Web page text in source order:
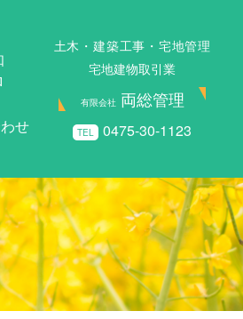
土木・建築工事・宅地管理
宅地建物取引業
有限会社両総管理
TEL 0475-30-1123